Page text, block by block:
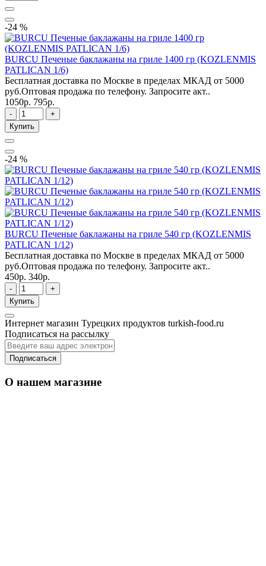
-24 %
BURCU Печеные баклажаны на гриле 1400 гр (KOZLENMIS
PATLICAN 1/6)
Бесплатная доставка по Москве в пределах МКАД от 5000
руб.Оптовая продажа по телефону. Запросите акт..
1050р. 795р.
-
+
Купить
-24 %
BURCU Печеные баклажаны на гриле 540 гр (KOZLENMIS
PATLICAN 1/12)
Бесплатная доставка по Москве в пределах МКАД от 5000
руб.Оптовая продажа по телефону. Запросите акт..
450р. 340р.
-
+
Купить
Интернет магазин Турецких продуктов turkish-food.ru
Подписаться на рассылку
Подписаться
О нашем магазине